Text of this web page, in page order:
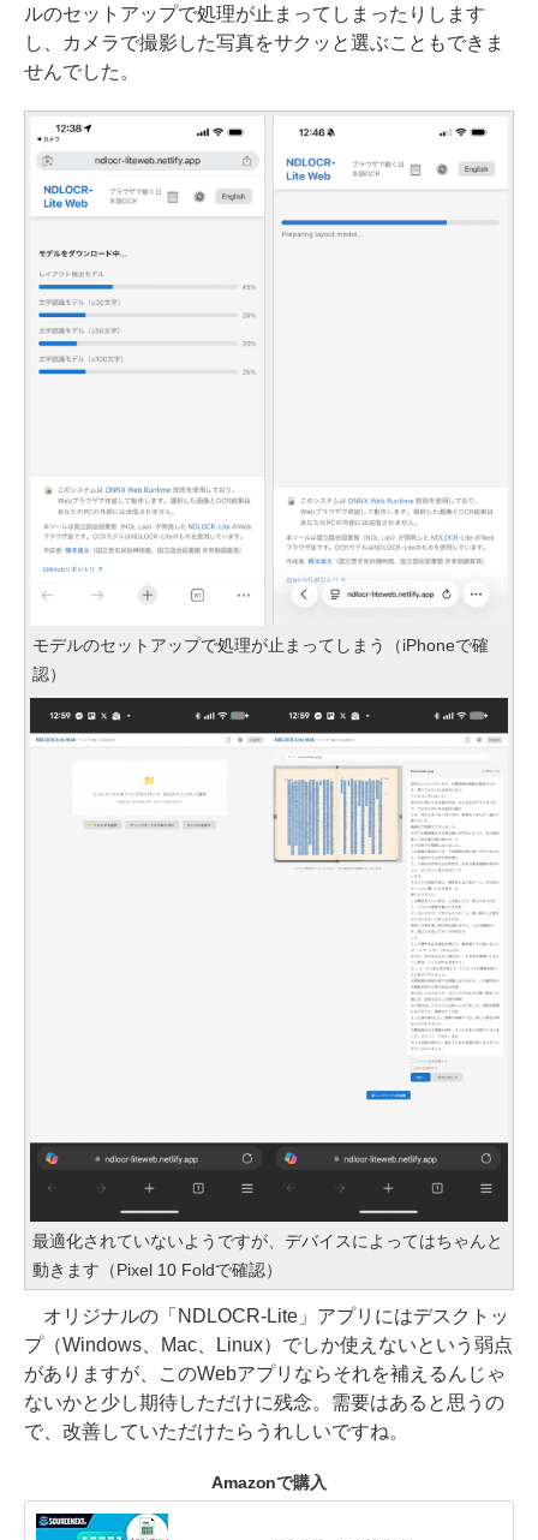
ルのセットアップで処理が止まってしまったりします
し、カメラで撮影した写真をサクッと選ぶこともできま
せんでした。
モデルのセットアップで処理が止まってしまう（iPhoneで確
認）
最適化されていないようですが、デバイスによってはちゃんと
動きます（Pixel 10 Foldで確認）
オリジナルの「NDLOCR-Lite」アプリにはデスクトッ
プ（Windows、Mac、Linux）でしか使えないという弱点
がありますが、このWebアプリならそれを補えるんじゃ
ないかと少し期待しただけに残念。需要はあると思うの
で、改善していただけたらうれしいですね。
Amazonで購入